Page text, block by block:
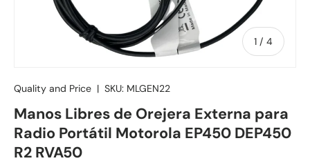
1 / de
4
Quality and Price | SKU: MLGEN22
Manos Libres de Orejera Externa para
Radio Portátil Motorola EP450 DEP450
R2 RVA50